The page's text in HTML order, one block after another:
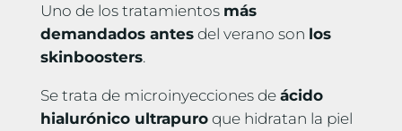
Uno de los tratamientos más
demandados antesdel verano son los
skinboosters.
Se trata de microinyecciones de ácido
hialurónico ultrapuroque hidratan la piel